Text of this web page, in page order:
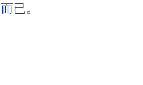
已。